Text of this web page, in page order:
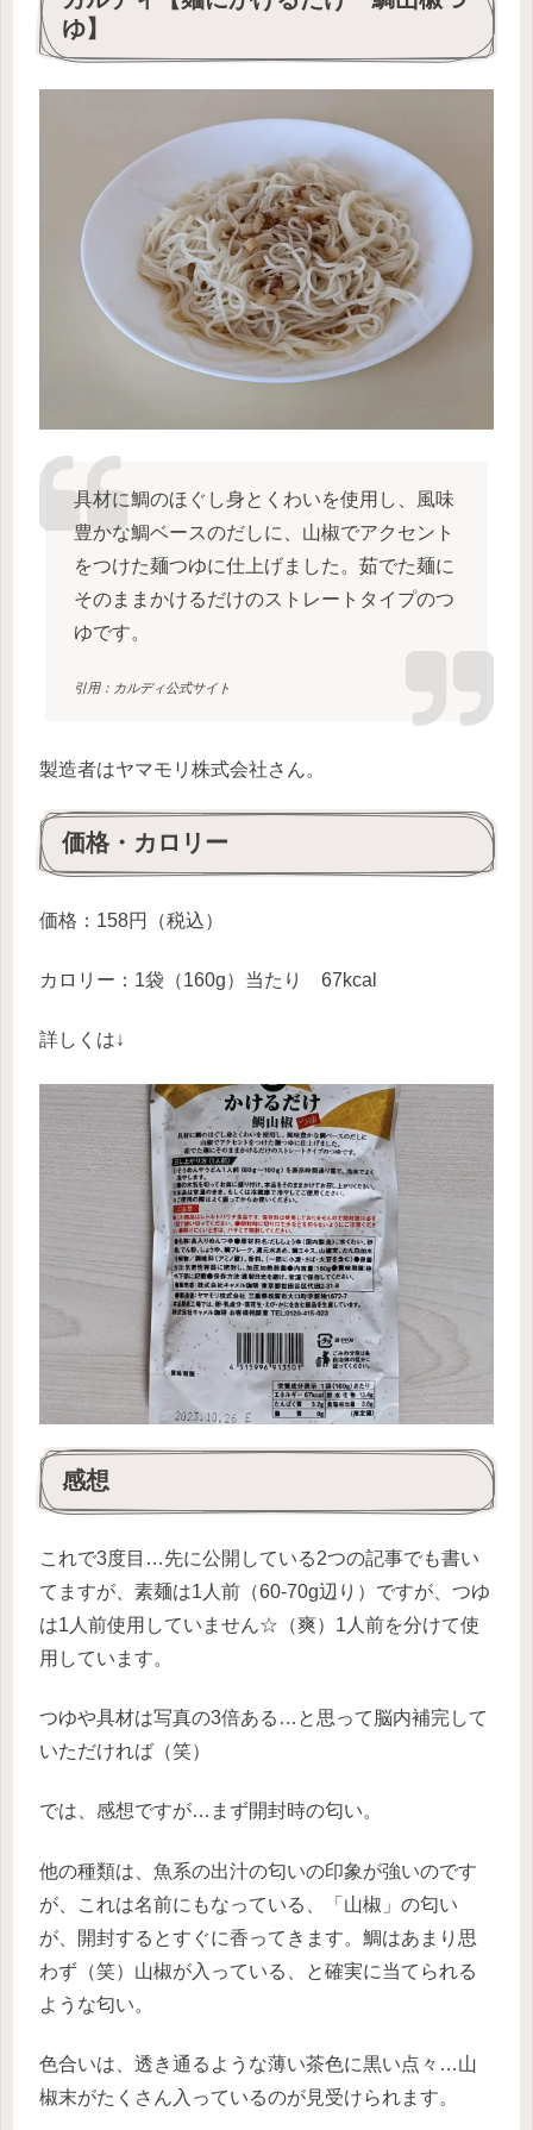
ゆ】
具材に鯛のほぐし身とくわいを使用し、風味
豊かな鯛ベースのだしに、山椒でアクセント
をつけた麺つゆに仕上げました。茹でた麺に
そのままかけるだけのストレートタイプのつ
ゆです。
引用：カルディ公式サイト
製造者はヤマモリ株式会社さん。
価格・カロリー
価格：158円（税込）
カロリー：1袋（160g）当たり 67kcal
詳しくは↓
感想
これで3度目…先に公開している2つの記事でも書い
てますが、素麺は1人前（60-70g辺り）ですが、つゆ
は1人前使用していません☆（爽）1人前を分けて使
用しています。
つゆや具材は写真の3倍ある…と思って脳内補完して
いただければ（笑）
では、感想ですが…まず開封時の匂い。
他の種類は、魚系の出汁の匂いの印象が強いのです
が、これは名前にもなっている、「山椒」の匂い
が、開封するとすぐに香ってきます。鯛はあまり思
わず（笑）山椒が入っている、と確実に当てられる
ような匂い。
色合いは、透き通るような薄い茶色に黒い点々…山
椒末がたくさん入っているのが見受けられます。